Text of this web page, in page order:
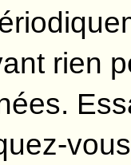
voir le lien
?